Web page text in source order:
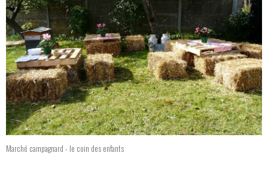
Marché campagnard - le coin des enfants